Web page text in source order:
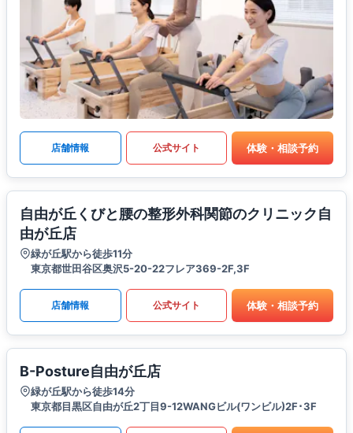
店舗情報 公式サイト 体験・相談予約
自由が丘くびと腰の整形外科関節のクリニック自
由が丘店
緑が丘駅から徒歩11分
東京都世田谷区奥沢5-20-22フレア369-2F,3F
店舗情報 公式サイト 体験・相談予約
B-Posture自由が丘店
緑が丘駅から徒歩14分
東京都目黒区自由が丘2丁目9-12WANGビル(ワンビル)2F･3F